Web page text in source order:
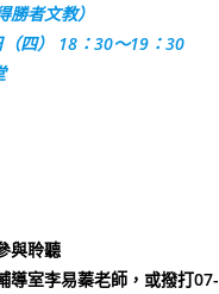
勝者文教）
四） 18：30～19：30
與聆聽
導室李易蓁老師，或撥打07-